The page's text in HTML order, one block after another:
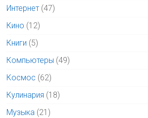
Интернет (47)
Кино (12)
Книги (5)
Компьютеры (49)
Космос (62)
Кулинария (18)
Музыка (21)